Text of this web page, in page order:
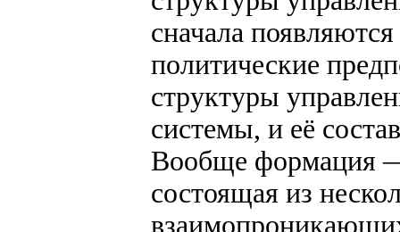
сначала
политические
структуры
системы, и её
Вообще формация —
состоящая из